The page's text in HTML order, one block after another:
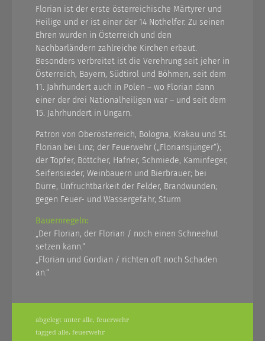
Florian ist der erste österreichische Märtyrer und
Heilige und er ist einer der 14 Nothelfer. Zu seinen
Ehren wurden in Österreich und den
Nachbarländern zahlreiche Kirchen erbaut.
Besonders verbreitet ist die Verehrung seit jeher in
Österreich, Bayern, Südtirol und Böhmen, seit dem
11. Jahrhundert auch in Polen – wo Florian dann
einer der drei Nationalheiligen war – und seit dem
15. Jahrhundert in Ungarn.
Patron von Oberösterreich, Bologna, Krakau und St.
Florian bei Linz; der Feuerwehr („Floriansjünger“);
der Töpfer, Böttcher, Hafner, Schmiede, Kaminfeger,
Seifensieder, Weinbauern und Bierbrauer; bei
Dürre, Unfruchtbarkeit der Felder, Brandwunden;
gegen Feuer- und Wassergefahr, Sturm
Bauernregeln:
„Der Florian, der Florian / noch einen Schneehut
setzen kann.“
„Florian und Gordian / richten oft noch Schaden
an.“
abgelegt unter alle, feuerwehr
tagged alle, feuerwehr